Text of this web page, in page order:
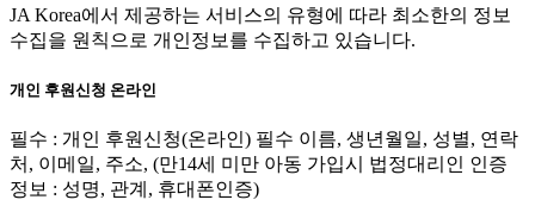
JA Korea에서 제공하는 서비스의 유형에 따라 최소한의 정보
수집을 원칙으로 개인정보를 수집하고 있습니다.
개인 후원신청 온라인
필수 : 개인 후원신청(온라인) 필수 이름, 생년월일, 성별, 연락
처, 이메일, 주소, (만14세 미만 아동 가입시 법정대리인 인증
정보 : 성명, 관계, 휴대폰인증)